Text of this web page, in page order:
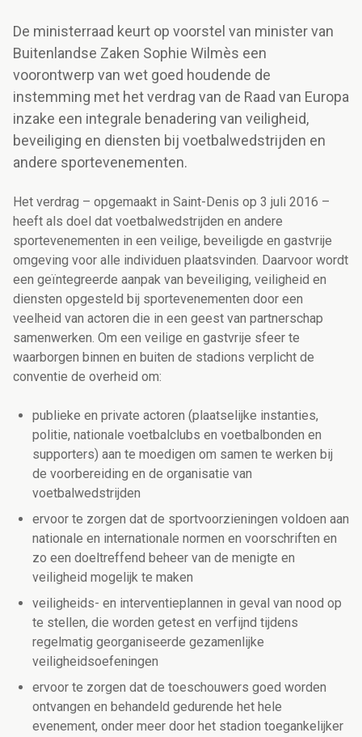
De ministerraad keurt op voorstel van minister van
Buitenlandse Zaken Sophie Wilmès een
voorontwerp van wet goed houdende de
instemming met het verdrag van de Raad van Europa
inzake een integrale benadering van veiligheid,
beveiliging en diensten bij voetbalwedstrijden en
andere sportevenementen.
Het verdrag – opgemaakt in Saint-Denis op 3 juli 2016 –
heeft als doel dat voetbalwedstrijden en andere
sportevenementen in een veilige, beveiligde en gastvrije
omgeving voor alle individuen plaatsvinden. Daarvoor wordt
een geïntegreerde aanpak van beveiliging, veiligheid en
diensten opgesteld bij sportevenementen door een
veelheid van actoren die in een geest van partnerschap
samenwerken. Om een veilige en gastvrije sfeer te
waarborgen binnen en buiten de stadions verplicht de
conventie de overheid om:
publieke en private actoren (plaatselijke instanties,
politie, nationale voetbalclubs en voetbalbonden en
supporters) aan te moedigen om samen te werken bij
de voorbereiding en de organisatie van
voetbalwedstrijden
ervoor te zorgen dat de sportvoorzieningen voldoen aan
nationale en internationale normen en voorschriften en
zo een doeltreffend beheer van de menigte en
veiligheid mogelijk te maken
veiligheids- en interventieplannen in geval van nood op
te stellen, die worden getest en verfijnd tijdens
regelmatig georganiseerde gezamenlijke
veiligheidsoefeningen
ervoor te zorgen dat de toeschouwers goed worden
ontvangen en behandeld gedurende het hele
evenement, onder meer door het stadion toegankelijker